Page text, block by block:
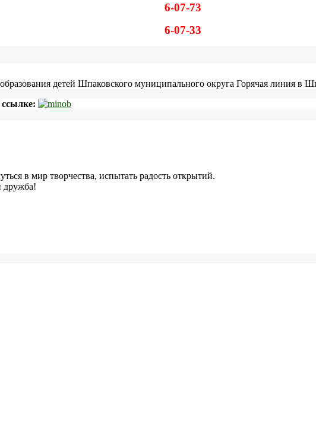
6-07-73
6-07-33
детей Шпаковского муниципального округа Горячая линия в
ссылке:
в мир творчества, испытать радость открытий.
дружба!